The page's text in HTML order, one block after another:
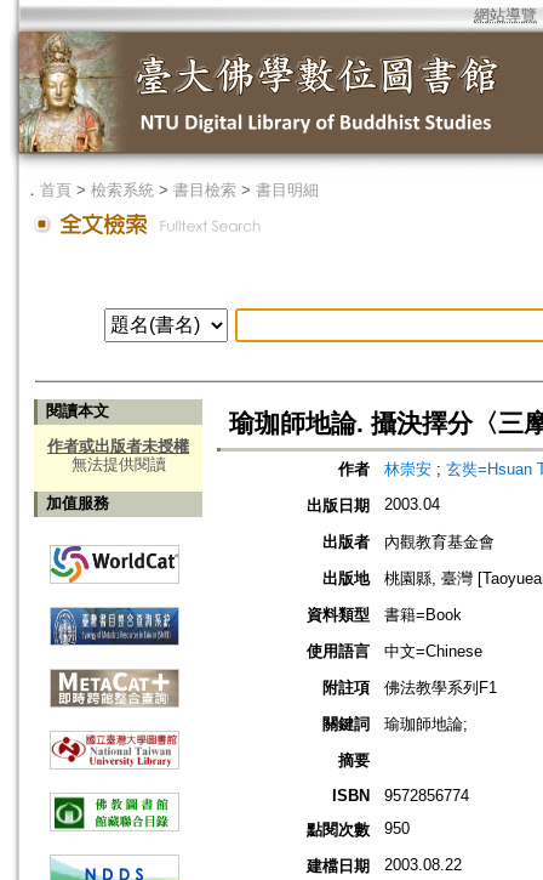
網站導覽
． 首頁 > 檢索系統 > 書目檢索 > 書目明細
閱讀本文
作者或出版者未授權
無法提供閱讀
加值服務
瑜珈師地論. 攝決擇分〈三
作者 林崇安 ; 玄奘=Hsuan
出版日期
2003.04
出版者
內觀教育基金會
出版地
桃園縣, 臺灣
資料類型
書籍=Book
使用語言
中文=Chinese
附註項
佛法教學系列F1
關鍵詞
瑜珈師地論;
摘要
ISBN
9572856774
點閱次數
950
建檔日期 2003.08.22